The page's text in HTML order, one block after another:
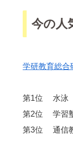
今の人
学研教育総合
第1位 水泳
第2位 学習
第3位 通信